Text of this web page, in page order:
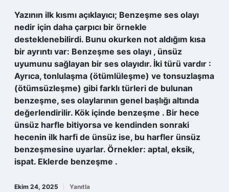
Yazının ilk kısmı açıklayıcı; Benzeşme ses olayı
nedir için daha çarpıcı bir örnekle
desteklenebilirdi. Bunu okurken not aldığım kısa
bir ayrıntı var: Benzeşme ses olayı , ünsüz
uyumunu sağlayan bir ses olayıdır. İki türü vardır :
Ayrıca, tonlulaşma (ötümlüleşme) ve tonsuzlaşma
(ötümsüzleşme) gibi farklı türleri de bulunan
benzeşme, ses olaylarının genel başlığı altında
değerlendirilir. Kök içinde benzeşme . Bir hece
ünsüz harfle bitiyorsa ve kendinden sonraki
hecenin ilk harfi de ünsüz ise, bu harfler ünsüz
benzeşmesine uyarlar. Örnekler: aptal, eksik,
ispat. Eklerde benzeşme .
Ekim 24, 2025 Yanıtla